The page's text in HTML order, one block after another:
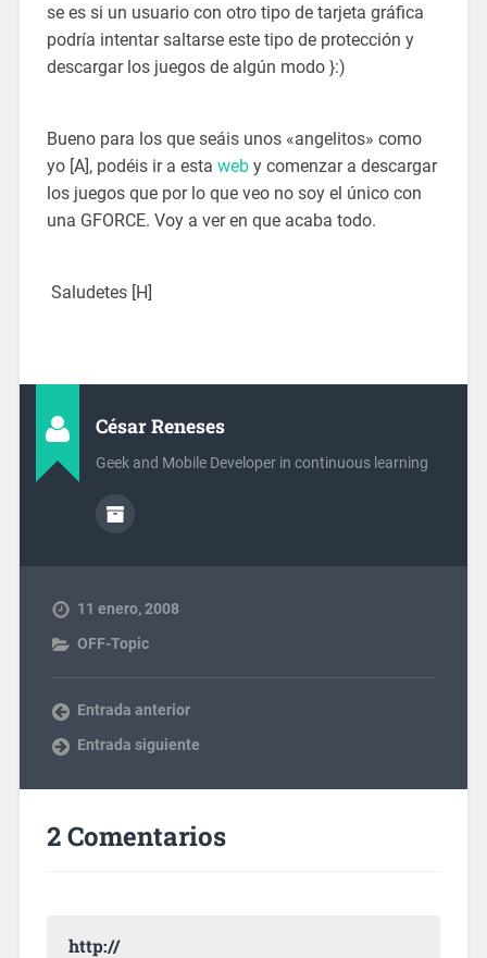
se es si un usuario con otro tipo de tarjeta gráfica
podría intentar saltarse este tipo de protección y
descargar los juegos de algún modo }:)
Bueno para los que seáis unos «angelitos» como
yo [A], podéis ir a esta weby comenzar a descargar
los juegos que por lo que veo no soy el único con
una GFORCE. Voy a ver en que acaba todo.
Saludetes [H]
César Reneses
Geek and Mobile Developer in continuous learning
11 enero, 2008
OFF-Topic
Entrada anterior
Entrada siguiente
2 Comentarios
http://